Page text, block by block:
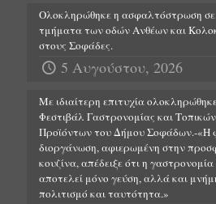
Ολοκληρώθηκε η ασφαλτόστρωση σε
τμήματα των οδών Ανθέων και
στους Σοφάδες.
5 Αυγούστου, 2026
Με ιδιαίτερη επιτυχία
Φεστιβάλ Γαστρονομίας και Τοπικών
Προϊόντων του Δήμου Σοφάδων.-«Η
διοργάνωση, αφιερωμένη στην
κουζίνα, απέδειξε ότι η
αποτελεί μόνο γεύση, αλλά και
πολιτισμό και ταυτότητα.»